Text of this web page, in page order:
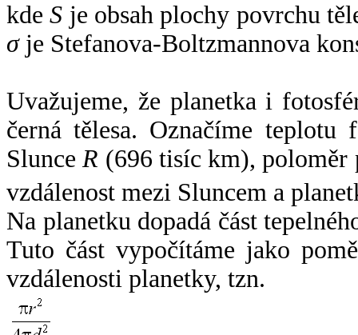
kdeS je obsah plochy povrchu
σje Stefanova-Boltzmannova
Uvažujeme, že planetka i
černá tělesa. Označíme
SlunceR (696 tisíc km),
vzdálenost mezi Sluncem a
Na planetku dopadá část
Tuto část vypočítáme jako
vzdálenosti planetky, tzn.